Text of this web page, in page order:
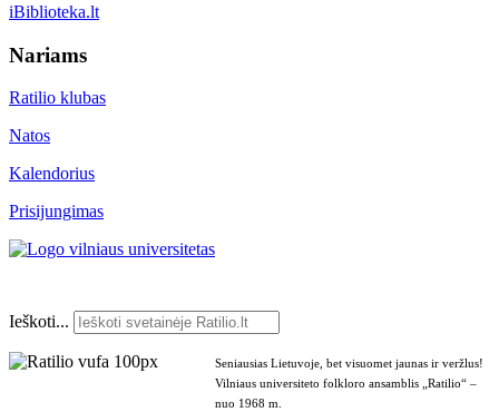
iBiblioteka.lt
Nariams
Ratilio klubas
Natos
Kalendorius
Prisijungimas
Ieškoti...
Seniausias Lietuvoje, bet visuomet jaunas ir veržlus!
Vilniaus universiteto folkloro ansamblis „Ratilio“ –
nuo 1968 m.